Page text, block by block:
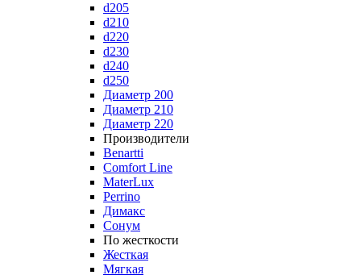
d205
d210
d220
d230
d240
d250
Диаметр 200
Диаметр 210
Диаметр 220
Производители
Benartti
Comfort Line
MaterLux
Perrino
Димакс
Сонум
По жесткости
Жесткая
Мягкая